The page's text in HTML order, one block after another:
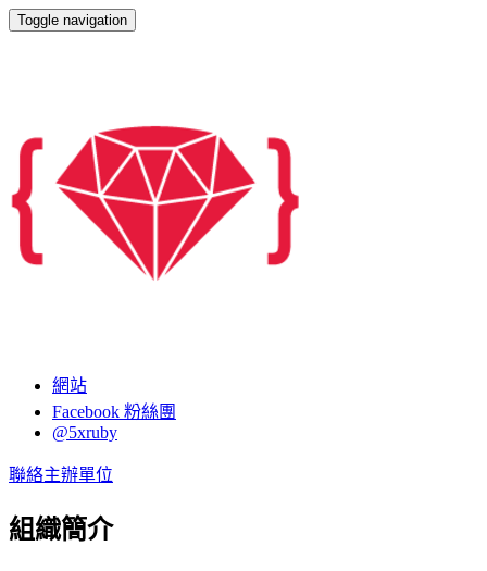
Toggle navigation
網站
Facebook 粉絲團
@5xruby
聯絡主辦單位
組織簡介